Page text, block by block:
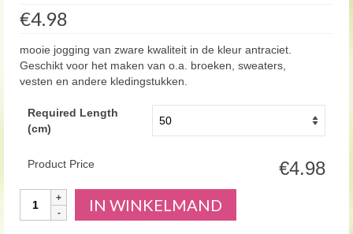
€4.98
mooie jogging van zware kwaliteit in de kleur antraciet.
Geschikt voor het maken van o.a. broeken, sweaters,
vesten en andere kledingstukken.
Required Length
(cm)
Product Price €4.98
IN WINKELMAND